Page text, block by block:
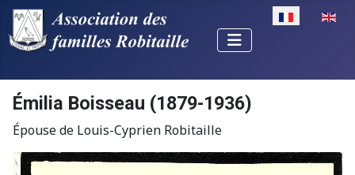
Sélectionnez
Émilia Boisseau (1879-1936)
Épouse de Louis-Cyprien Robitaille